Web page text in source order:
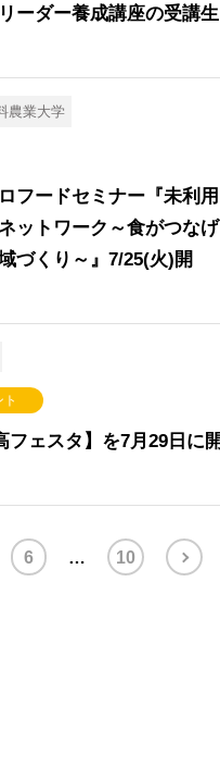
ーダー養成講座の受講生
農業大学
フードセミナー『未利用
ットワーク～食がつなげ
づくり～』7/25(火)開
フェスタ】を7月29日に
6 10